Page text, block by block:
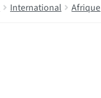
International Afrique